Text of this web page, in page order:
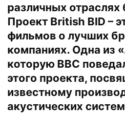
различных отраслях
Проект British BID –
фильмов о лучших
компаниях. Одна из
которую BBC
этого проекта,
известному
акустических